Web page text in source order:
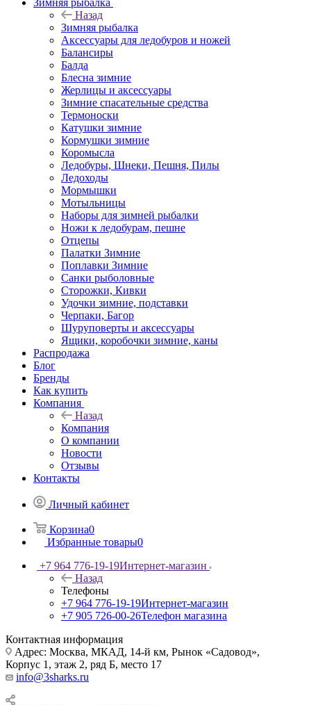
Зимняя рыбалка
Назад
Зимняя рыбалка
Аксессуары для ледобуров и ножей
Балансиры
Балда
Блесна зимние
Жерлицы и аксессуары
Зимние спасательные средства
Термоноски
Катушки зимние
Кормушки зимние
Коромысла
Ледобуры, Шнеки, Пешня, Пилы
Ледоходы
Мормышки
Мотыльницы
Наборы для зимней рыбалки
Ножи к ледобурам, пешне
Отцепы
Палатки Зимние
Поплавки Зимние
Санки рыболовные
Сторожки, Кивки
Удочки зимние, подставки
Черпаки, Багор
Шуруповерты и аксессуары
Ящики, коробочки зимние, каны
Распродажа
Блог
Бренды
Как купить
Компания
Назад
Компания
О компании
Новости
Отзывы
Контакты
Личный кабинет
Корзина0
Избранные товары0
+7 964 776-19-19Интернет-магазин
Назад
Телефоны
+7 964 776-19-19Интернет-магазин
+7 905 726-00-26Телефон магазина
Контактная информация
Адрес: Москва, МКАД, 14-й км, Рынок «Садовод»,
Корпус 1, этаж 2, ряд Б, место 17
info@3sharks.ru